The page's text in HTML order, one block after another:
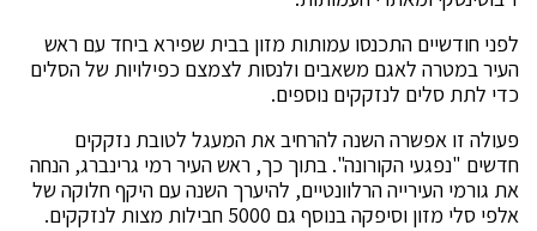
לפני חודשיים התכנסו עמותות מזון בבית שפירא ביחד עם ראש
העיר במטרה לאגם משאבים ולנסות לצמצם כפילויות של הסלים
כדי לתת סלים לנזקקים נוספים.
פעולה זו אפשרה השנה להרחיב את המעגל לטובת נזקקים
חדשים "נפגעי הקורונה". בתוך כך, ראש העיר רמי גרינברג, הנחה
את גורמי העירייה הרלוונטיים, להיערך השנה עם היקף חלוקה של
אלפי סלי מזון וסיפקה בנוסף גם 5000 חבילות מצות לנזקקים.